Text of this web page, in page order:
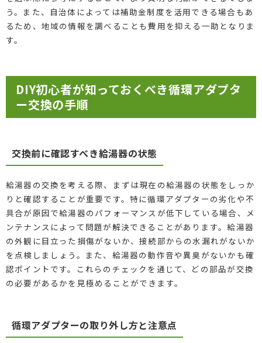
う。また、自治体によっては補助金制度を活用できる場合もあ
るため、地域の情報を調べることも費用を抑える一助となりま
す。
DIY初心者が知っておくべき循環アダプタ
ー交換の手順
交換前に確認すべき給湯器の状態
給湯器の交換を考える際、まずは現在の給湯器の状態をしっか
りと確認することが重要です。特に循環アダプターの劣化や不
具合が原因で給湯器のパフォーマンスが低下している場合、メ
ンテナンスによって問題が解決できることがあります。給湯器
の外観に目立った損傷がないか、接続部からの水漏れがないか
を点検しましょう。また、給湯器の動作音や異臭がないかも確
認ポイントです。これらのチェックを通じて、どの部品が交換
の必要があるかを見極めることができます。
循環アダプターの取り外し方と注意点